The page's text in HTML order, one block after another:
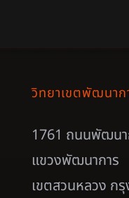
วิทยาเขตพัฒนาก
1761 ถนนพัฒนา
แขวงพัฒนาการ
เขตสวนหลวง ก